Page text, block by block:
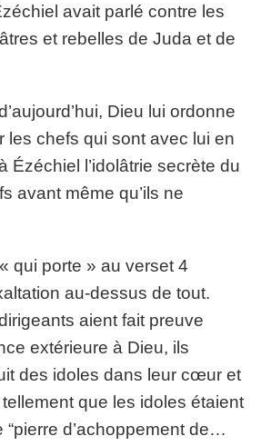
avait parlé contre les
et rebelles de Juda et de
Dieu lui ordonne
les chefs qui sont avec lui en
Ézéchiel l’idolâtrie secrète du
avant même qu’ils ne
qui porte » au verset 4
au-dessus de tout.
aient fait preuve
extérieure à Dieu, ils
des idoles dans leur cœur et
que les idoles étaient
d’achoppement de…